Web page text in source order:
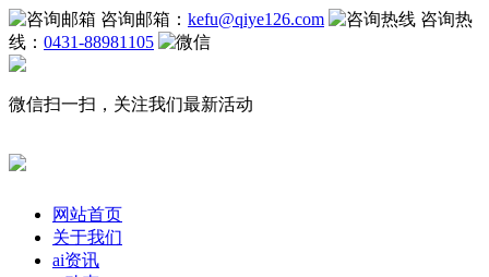
咨询邮箱： kefu@qiye126.com
咨询热
线： 0431-88981105
微信扫一扫，关注我们最新活动
网站首页
关于我们
ai资讯